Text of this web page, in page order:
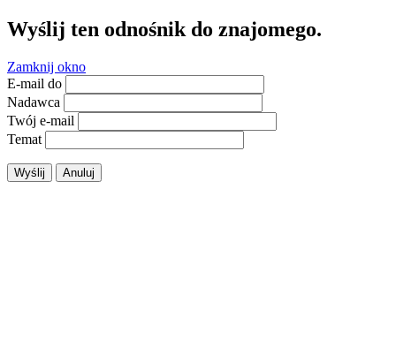
Wyślij ten odnośnik do znajomego.
Zamknij okno
E-mail do
Nadawca
Twój e-mail
Temat
Wyślij Anuluj